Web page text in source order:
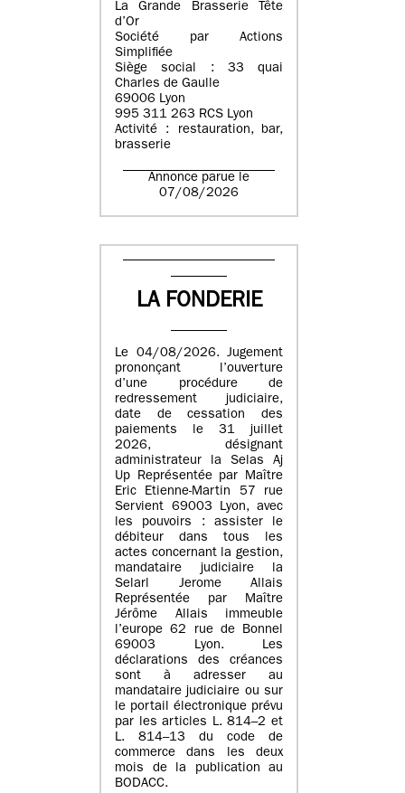
La Grande Brasserie Tête
d’Or
Société par Actions
Simplifiée
Siège social : 33 quai
Charles de Gaulle
69006 Lyon
995 311 263 RCS Lyon
Activité : restauration, bar,
brasserie
Annonce parue le
07/08/2026
LA FONDERIE
Le 04/08/2026. Jugement
prononçant l’ouverture
d’une procédure de
redressement judiciaire,
date de cessation des
paiements le 31 juillet
2026, désignant
administrateur la Selas Aj
Up Représentée par Maître
Eric Etienne-Martin 57 rue
Servient 69003 Lyon, avec
les pouvoirs : assister le
débiteur dans tous les
actes concernant la gestion,
mandataire judiciaire la
Selarl Jerome Allais
Représentée par Maître
Jérôme Allais immeuble
l’europe 62 rue de Bonnel
69003 Lyon. Les
déclarations des créances
sont à adresser au
mandataire judiciaire ou sur
le portail électronique prévu
par les articles L. 814–2 et
L. 814–13 du code de
commerce dans les deux
mois de la publication au
BODACC.